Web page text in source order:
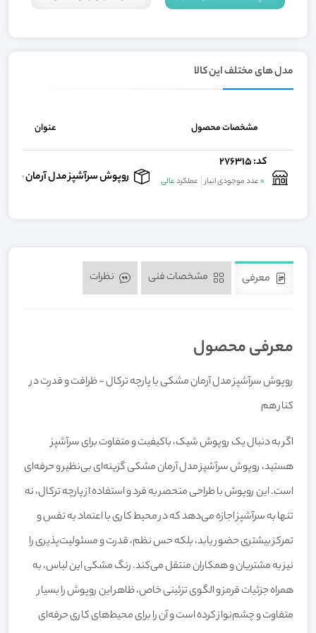
مدل های مختلف این کالا
مشخصات محصول عنوان
کد: 276315
0عدد موجودی انبار عملکردعالی روپوش سرآشپز مدل آرمان مشکی
معرفی
معرفی محصول
روپوش سرآشپز مدل آرمان مشکی با پارچه ترکال - ظرافت و قدرت در
کنار هم
اگر به دنبال یک روپوش شیک، باکیفیت و متفاوت برای سرآشپز
هستید، روپوش سرآشپز مدل آرمان مشکی گزینه‌ای بی‌نظیر و حرفه‌ای
است. این روپوش با طراحی منحصر به فرد و استفاده از پارچه ترکال، نه
تنها به سرآشپز اجازه می‌دهد که در محیط کاری با اعتماد به نفس و
تمرکز بیشتری حضور یابد، بلکه حس نظم، قدرت و مسئولیت‌پذیری را
نیز به مشتریان و همکاران منتقل می‌کند. رنگ مشکی این لباس، به
همراه جزئیات قرمز و الگوی تزئینی خاص، ظاهر این روپوش را بسیار
متفاوت و چشم‌نواز کرده است و آن را برای محیط‌های کاری حرفه‌ای